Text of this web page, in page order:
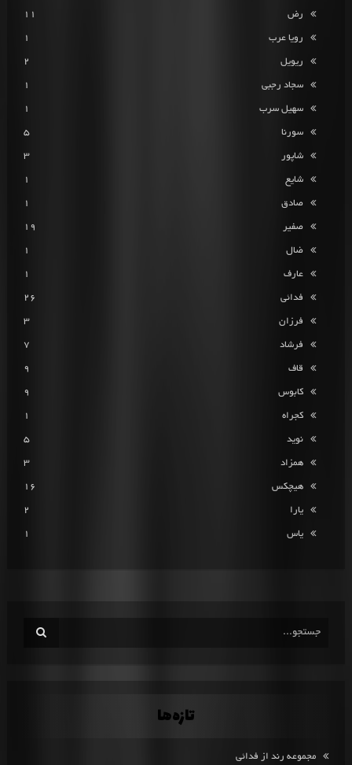
رض 11
رویا عرب 1
ریویل 2
سجاد رجبی 1
سهیل سرب 1
سورنا 5
شاپور 3
شایع 1
صادق 1
صفیر 19
ضال 1
عارف 1
فدائی 26
فرزان 3
فرشاد 7
قاف 9
کابوس 9
کجراه 1
نوید 5
همزاد 3
هیچکس 16
یارا 2
یاس 1
تازه‌ها
مجموعه رند از فدائی